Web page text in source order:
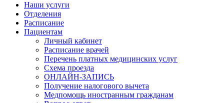
Наши услуги
Отделения
Расписание
Пациентам
Личный кабинет
Расписание врачей
Перечень платных медицинских услуг
Схема проезда
ОНЛАЙН-ЗАПИСЬ
Получение налогового вычета
Медпомощь иностранным гражданам